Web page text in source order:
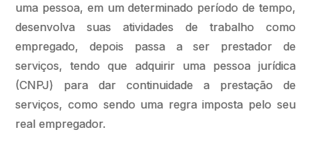
uma pessoa, em um determinado período de tempo,
desenvolva suas atividades de trabalho como
empregado, depois passa a ser prestador de
serviços, tendo que adquirir uma pessoa jurídica
(CNPJ) para dar continuidade a prestação de
serviços, como sendo uma regra imposta pelo seu
real empregador.